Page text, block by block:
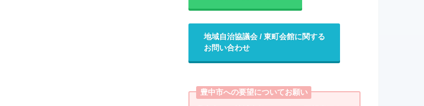
地域自治協議会 / 東町会館に関する
お問い合わせ
豊中市への要望についてお願い